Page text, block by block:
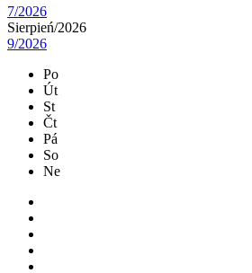
7/2026
Sierpień/2026
9/2026
Po
Út
St
Čt
Pá
So
Ne